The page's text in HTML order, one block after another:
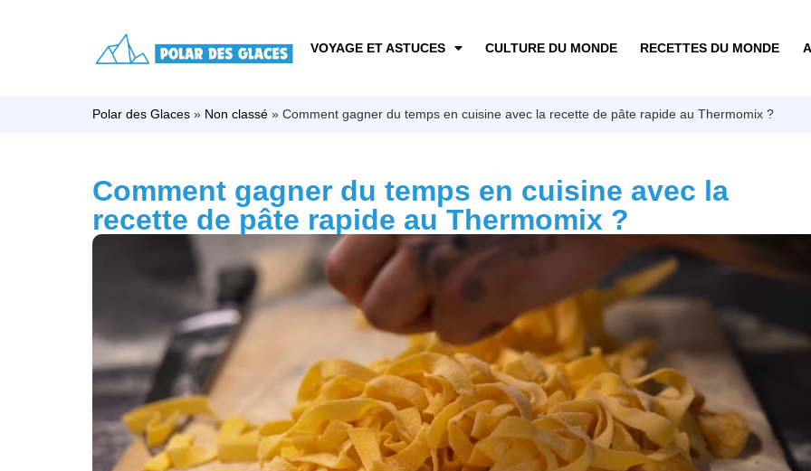
VOYAGE ET ASTUCES CULTURE DU MONDE RECETTES DU MONDE
Polar des Glaces » Non classé » Comment gagner du temps en cuisine avec la recette de pâte rapide au Thermomix ?
Comment gagner du temps en cuisine avec la
recette de pâte rapide au Thermomix ?